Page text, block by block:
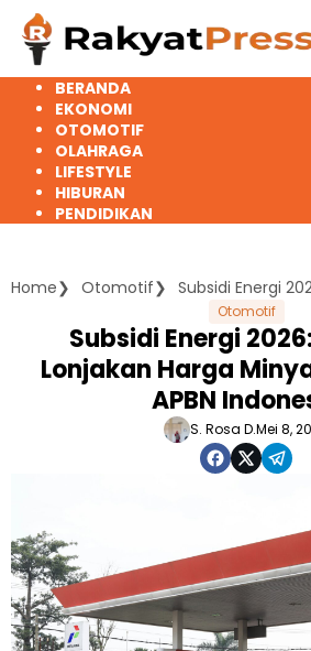
Langsung
konten
BERANDA
EKONOMI
OTOMOTIF
OLAHRAGA
LIFESTYLE
HIBURAN
PENDIDIKAN
Home Otomotif
Otomotif
Subsidi Energi
Lonjakan Harga
APBN
S. Rosa D.Mei 8,